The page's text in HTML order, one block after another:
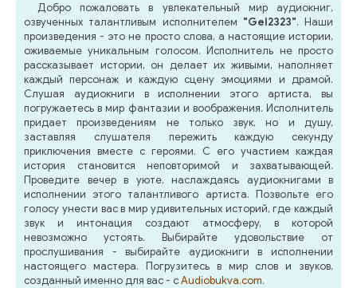
Добро пожаловать в увлекательный мир аудиокниг,
озвученных талантливым исполнителем "Gel2323". Наши
произведения - это не просто слова, а настоящие истории,
оживаемые уникальным голосом. Исполнитель не просто
рассказывает истории, он делает их живыми, наполняет
каждый персонаж и каждую сцену эмоциями и драмой.
Слушая аудиокниги в исполнении этого артиста, вы
погружаетесь в мир фантазии и воображения. Исполнитель
придает произведениям не только звук, но и душу,
заставляя слушателя пережить каждую секунду
приключения вместе с героями. С его участием каждая
история становится неповторимой и захватывающей.
Проведите вечер в уюте, наслаждаясь аудиокнигами в
исполнении этого талантливого артиста. Позвольте его
голосу унести вас в мир удивительных историй, где каждый
звук и интонация создают атмосферу, в которой
невозможно устоять. Выбирайте удовольствие от
прослушивания - выбирайте аудиокниги в исполнении
настоящего мастера. Погрузитесь в мир слов и звуков,
созданный именно для вас - сAudiobukva.com.